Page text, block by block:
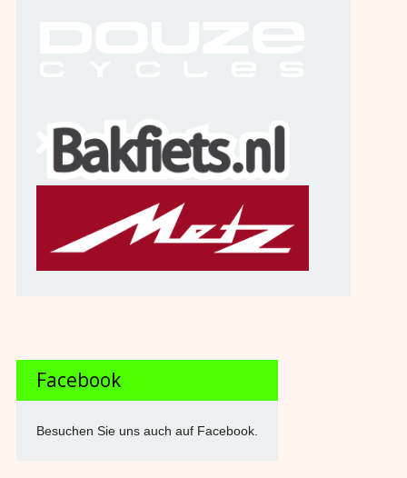
Facebook
Besuchen Sie uns auch auf Facebook.